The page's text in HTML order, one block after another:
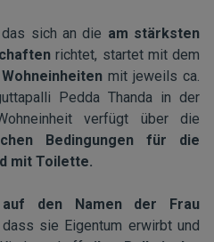
sich an die am stärksten
richtet, startet mit dem
mit jeweils ca.
Pedda Thanda in der
verfügt über die
Bedingungen für die
mit Toilette.
den Namen der Frau
dass sie Eigentum erwirbt und